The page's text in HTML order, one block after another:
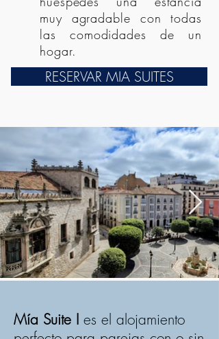
muy agradable con todas
las comodidades de un
hogar.
RESERVAR MIA SUITES
Mía Suite I es el alojamiento